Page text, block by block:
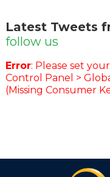
Latest Tweets
follow us
Error: Please set your
Control Panel >
(Missing Consumer